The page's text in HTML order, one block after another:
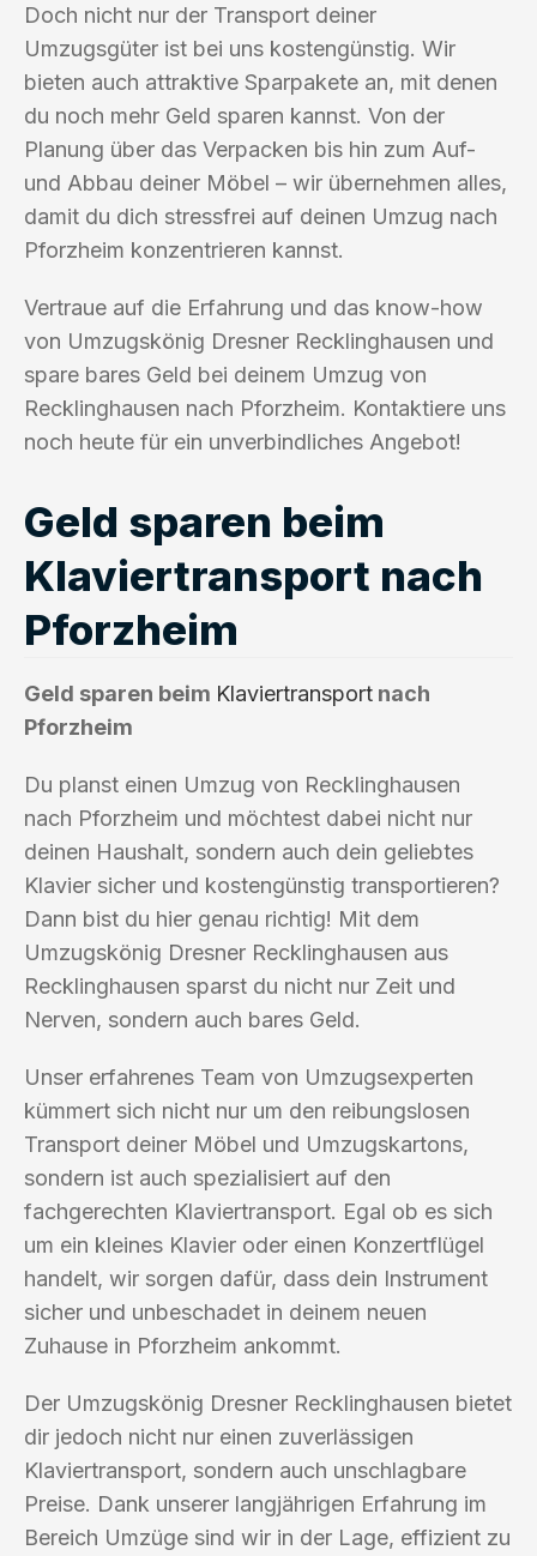
Doch nicht nur der Transport deiner
Umzugsgüter ist bei uns kostengünstig. Wir
bieten auch attraktive Sparpakete an, mit denen
du noch mehr Geld sparen kannst. Von der
Planung über das Verpacken bis hin zum Auf-
und Abbau deiner Möbel – wir übernehmen alles,
damit du dich stressfrei auf deinen Umzug nach
Pforzheim konzentrieren kannst.
Vertraue auf die Erfahrung und das know-how
von Umzugskönig Dresner Recklinghausen und
spare bares Geld bei deinem Umzug von
Recklinghausen nach Pforzheim. Kontaktiere uns
noch heute für ein unverbindliches Angebot!
Geld sparen beim
Klaviertransport nach
Pforzheim
Geld sparen beim Klaviertransport nach
Pforzheim
Du planst einen Umzug von Recklinghausen
nach Pforzheim und möchtest dabei nicht nur
deinen Haushalt, sondern auch dein geliebtes
Klavier sicher und kostengünstig transportieren?
Dann bist du hier genau richtig! Mit dem
Umzugskönig Dresner Recklinghausen aus
Recklinghausen sparst du nicht nur Zeit und
Nerven, sondern auch bares Geld.
Unser erfahrenes Team von Umzugsexperten
kümmert sich nicht nur um den reibungslosen
Transport deiner Möbel und Umzugskartons,
sondern ist auch spezialisiert auf den
fachgerechten Klaviertransport. Egal ob es sich
um ein kleines Klavier oder einen Konzertflügel
handelt, wir sorgen dafür, dass dein Instrument
sicher und unbeschadet in deinem neuen
Zuhause in Pforzheim ankommt.
Der Umzugskönig Dresner Recklinghausen bietet
dir jedoch nicht nur einen zuverlässigen
Klaviertransport, sondern auch unschlagbare
Preise. Dank unserer langjährigen Erfahrung im
Bereich Umzüge sind wir in der Lage, effizient zu